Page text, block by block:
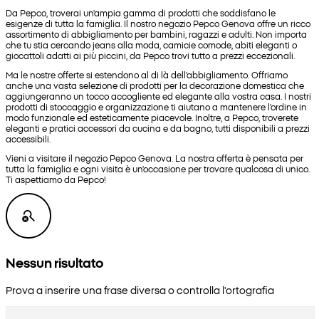
Da Pepco, troverai un'ampia gamma di prodotti che soddisfano le
esigenze di tutta la famiglia. Il nostro negozio Pepco Genova offre un ricco
assortimento di abbigliamento per bambini, ragazzi e adulti. Non importa
che tu stia cercando jeans alla moda, camicie comode, abiti eleganti o
giocattoli adatti ai più piccini, da Pepco trovi tutto a prezzi eccezionali.
Ma le nostre offerte si estendono al di là dell'abbigliamento. Offriamo
anche una vasta selezione di prodotti per la decorazione domestica che
aggiungeranno un tocco accogliente ed elegante alla vostra casa. I nostri
prodotti di stoccaggio e organizzazione ti aiutano a mantenere l'ordine in
modo funzionale ed esteticamente piacevole. Inoltre, a Pepco, troverete
eleganti e pratici accessori da cucina e da bagno, tutti disponibili a prezzi
accessibili.
Vieni a visitare il negozio Pepco Genova. La nostra offerta è pensata per
tutta la famiglia e ogni visita è un'occasione per trovare qualcosa di unico.
Ti aspettiamo da Pepco!
Nessun risultato
Prova a inserire una frase diversa o controlla l'ortografia